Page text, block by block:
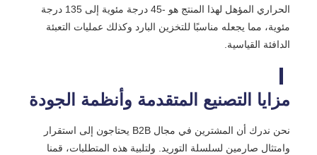
الحراري المؤهل لهذا المنتج هو -45 درجة مئوية إلى 135 درجة
مئوية، مما يجعله مناسبًا للتخزين البارد وكذلك عمليات التعبئة
الدافئة القياسية.
مزايا التصنيع المتقدمة وأنظمة الجودة
نحن ندرك أن المشترين في مجال B2B يحتاجون إلى استقرار
وامتثال صارمين لسلسلة التوريد. ولتلبية هذه المتطلبات، قمنا